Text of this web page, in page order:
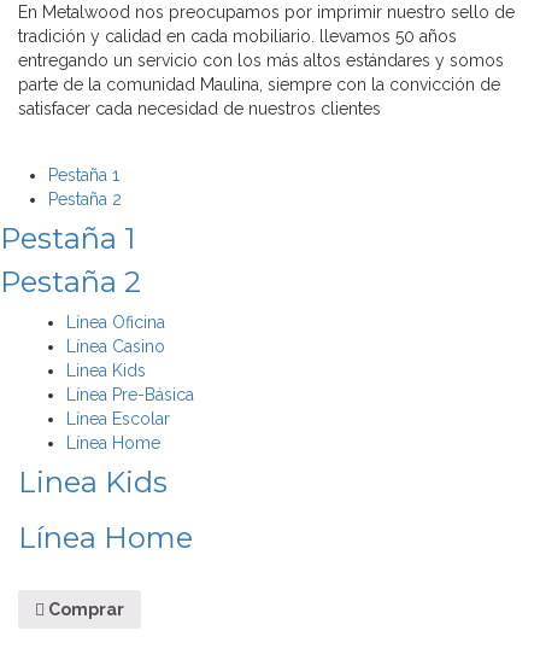
En Metalwood nos preocupamos por imprimir nuestro sello de
tradición y calidad en cada mobiliario. llevamos 50 años
entregando un servicio con los más altos estándares y somos
parte de la comunidad Maulina, siempre con la convicción de
satisfacer cada necesidad de nuestros clientes
Pestaña 1
Pestaña 2
Pestaña 1
Pestaña 2
Línea Oficina
Línea Casino
Linea Kids
Línea Pre-Básica
Línea Escolar
Línea Home
Linea Kids
Línea Home
Comprar